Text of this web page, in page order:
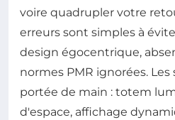
voire quadrupler votre
erreurs sont simples à
design égocentrique,
normes PMR ignorées.
portée de main : totem
d'espace, affichage